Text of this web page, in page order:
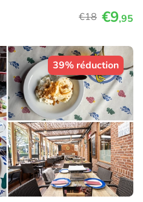
€18 €9,95
39% réduction